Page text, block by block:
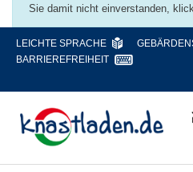
Sie damit nicht einverstanden,
LEICHTE SPRACHE
BARRIEREFREIHEIT